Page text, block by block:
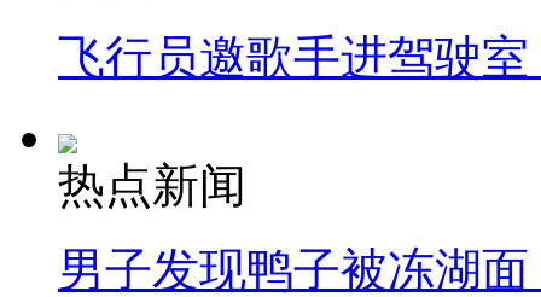
飞行员邀歌手进驾驶
热点新闻
男子发现鸭子被冻湖